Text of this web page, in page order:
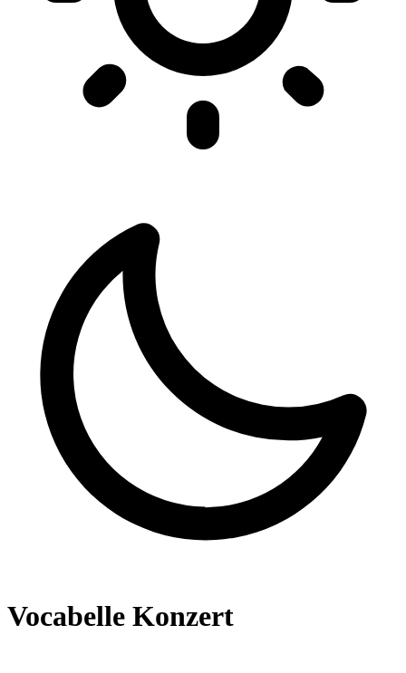
Vocabelle Konzert